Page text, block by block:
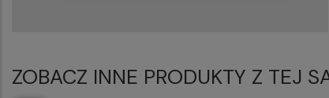
ZOBACZ INNE PRODUKTY Z TEJ